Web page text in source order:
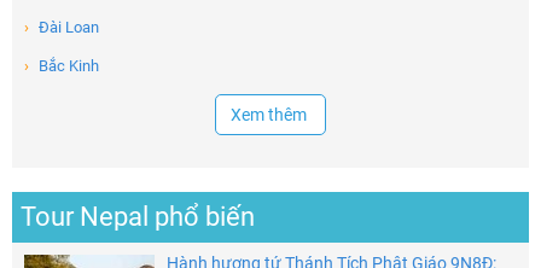
› Đài Loan
› Bắc Kinh
Xem thêm
Tour Nepal phổ biến
Hành hương tứ Thánh Tích Phật Giáo 9N8Đ: